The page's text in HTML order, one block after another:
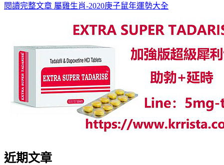
閱讀完整文章 屬雞生肖-2020庚子鼠年運勢大全
近期文章